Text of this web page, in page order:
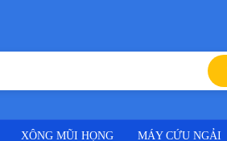
XÔNG MŨI HỌNG MÁY CỨU NGẢI